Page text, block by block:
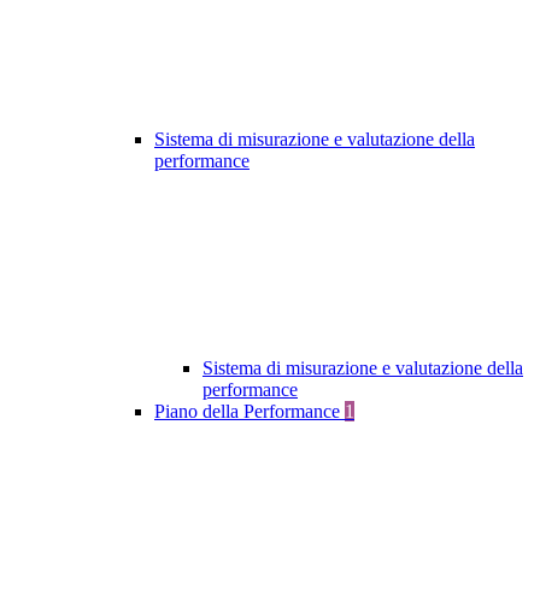
Sistema di misurazione e valutazione della
performance
Sistema di misurazione e valutazione della
performance
Piano della Performance 1